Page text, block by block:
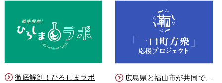
徹底解剖！ひろしまラボ
広島県と福山市が共同で、